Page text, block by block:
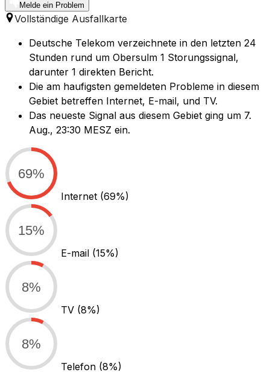
Melde ein Problem
Vollständige Ausfallkarte
Deutsche Telekom verzeichnete in den letzten 24
Stunden rund um Obersulm 1 Storungssignal,
darunter 1 direkten Bericht.
Die am haufigsten gemeldeten Probleme in diesem
Gebiet betreffen Internet, E-mail, und TV.
Das neueste Signal aus diesem Gebiet ging um 7.
Aug., 23:30 MESZ ein.
69%
Internet (69%)
15%
E-mail (15%)
8%
TV (8%)
8%
Telefon (8%)